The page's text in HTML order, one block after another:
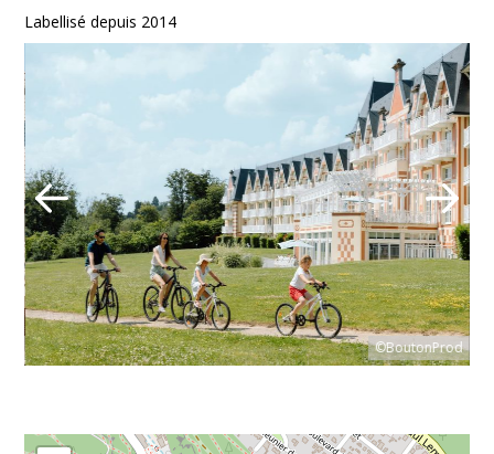
Labellisé depuis 2014
©BoutonProd